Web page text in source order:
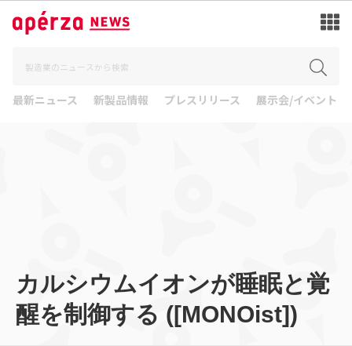
最新ニュース 新製品情報 プレスリリース 展示会/イベント
カルシウムイオンが睡眠と覚
醒を制御する ([MONOist])